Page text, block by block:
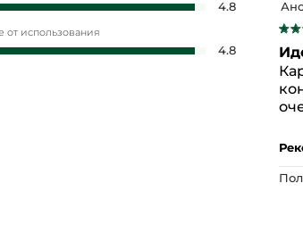
4.8
от использования
4.8
5